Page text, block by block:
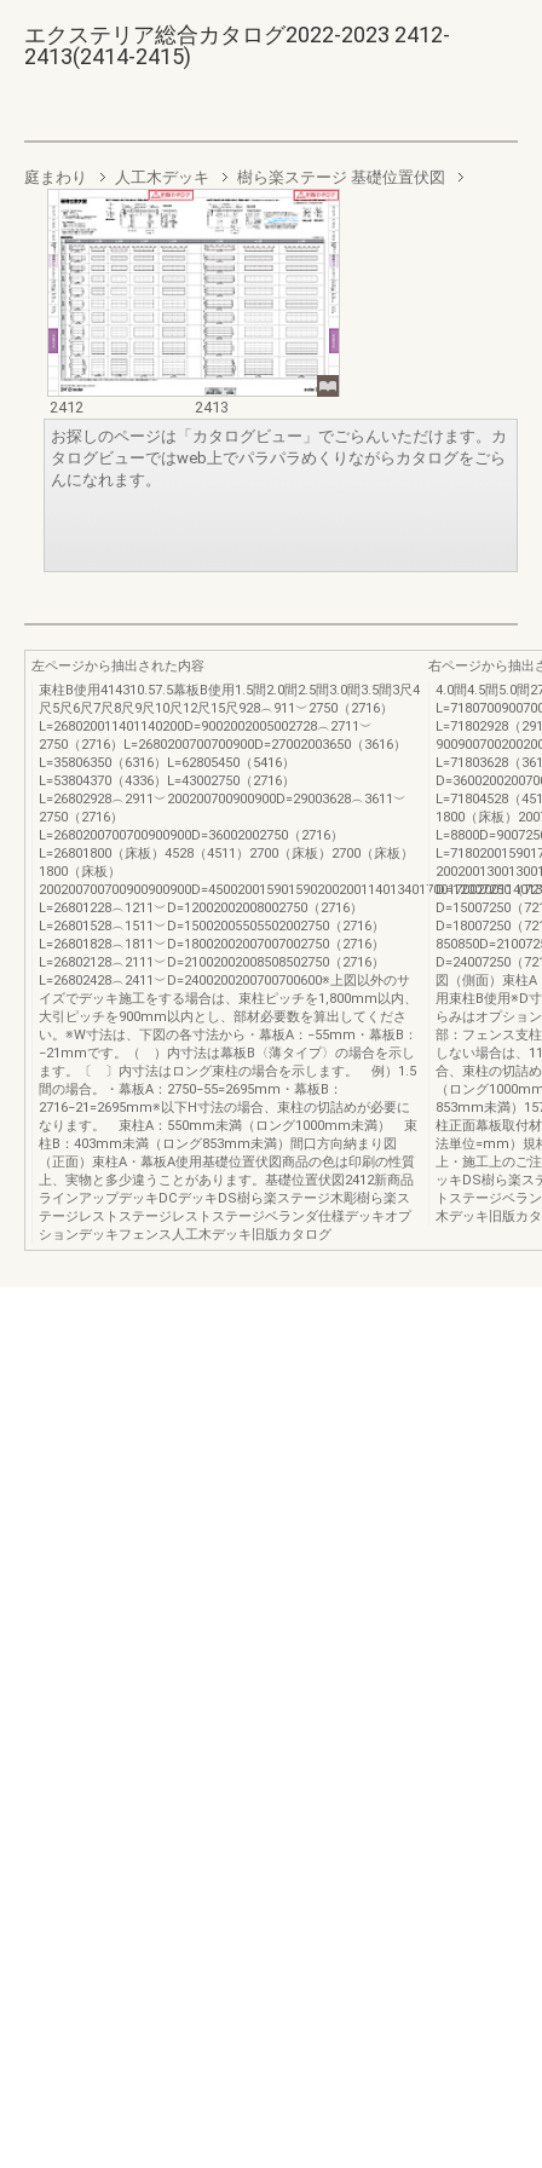
エクステリア総合カタログ2022-2023 2412-
2413(2414-2415)
庭まわり 人工木デッキ 樹ら楽ステージ 基礎位置伏図
2412
2413
お探しのページは「カタログビュー」でごらんいただけます。カ
タログビューではweb上でパラパラめくりながらカタログをごら
んになれます。
左ページから抽出された内容
束柱B使用414310.57.5幕板B使用1.5間2.0間2.5間3.0間3.5間3尺4
尺5尺6尺7尺8尺9尺10尺12尺15尺928︵911︶2750（2716）
L=268020011401140200D=9002002005002728︵2711︶
2750（2716）L=2680200700700900D=27002003650（3616）
L=35806350（6316）L=62805450（5416）
L=53804370（4336）L=43002750（2716）
L=26802928︵2911︶200200700900900D=29003628︵3611︶
2750（2716）
L=2680200700700900900D=36002002750（2716）
L=26801800（床板）4528（4511）2700（床板）2700（床板）
1800（床板）
L=26801228︵1211︶D=12002002008002750（2716）
L=26801528︵1511︶D=15002005505502002750（2716）
L=26801828︵1811︶D=18002002007007002750（2716）
L=26802128︵2111︶D=21002002008508502750（2716）
L=26802428︵2411︶D=2400200200700700600※上図以外のサ
イズでデッキ施工をする場合は、束柱ピッチを1,800mm以内、
大引ピッチを900mm以内とし、部材必要数を算出してくださ
い。※W寸法は、下図の各寸法から・幕板A：−55mm・幕板B：
−21mmです。（ ）内寸法は幕板B〈薄タイプ〉の場合を示し
ます。〔 〕内寸法はロング束柱の場合を示します。 例）1.5
間の場合。・幕板A：2750−55=2695mm・幕板B：
2716−21=2695mm※以下H寸法の場合、束柱の切詰めが必要に
なります。 束柱A：550mm未満（ロング1000mm未満） 束
柱B：403mm未満（ロング853mm未満）間口方向納まり図
（正面）束柱A・幕板A使用基礎位置伏図商品の色は印刷の性質
上、実物と多少違うことがあります。基礎位置伏図2412新商品
ラインアップデッキDCデッキDS樹ら楽ステージ木彫樹ら楽ス
テージレストステージレストステージベランダ仕様デッキオプ
ションデッキフェンス人工木デッキ旧版カタログ
右ページから抽出
4.0間4.5間5.0間
L=71802928（
L=71803628（
L=71804528（
1800（床板）
D=12007250（
D=15007250（
D=18007250（
D=24007250（
図（側面）束柱
用束柱B使用※D
らみはオプショ
部：フェンス支
しない場合は、
合、束柱の切詰
（ロング
853mm未満）
柱正面幕板取付
法単位=mm）規
上・施工上のご
ッキDS樹ら楽ス
トステージベラ
木デッキ旧版カ